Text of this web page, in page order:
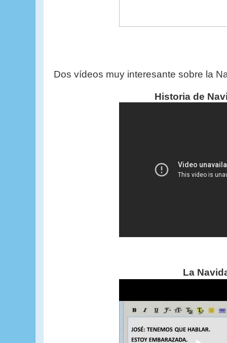
Dos vídeos muy interesante sobre la
Historia de
La Navidad en el